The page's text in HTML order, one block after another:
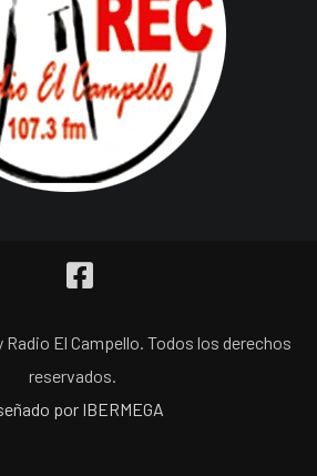
El Campello. Todos los derechos
reservados.
por IBERMEGA